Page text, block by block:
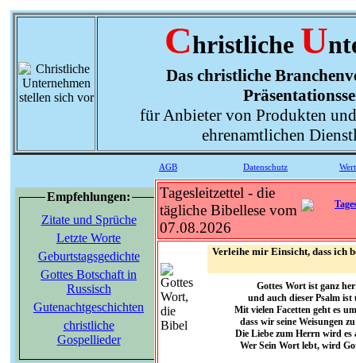
Christliche U
Das christliche
für Anbieter von Produkten
ehrenamtlichen
AGB Datenschutz
Empfehlungen:
Zitate und Sprüche
Letzte Worte
Geburtstagsgedichte
Gottes Botschaft in
Russisch
Gutenachtgeschichten
christliche
Gospellieder
Tagesleitzettel - die
tägliche Bibellese vom
07.08.2026
Verleihe mir Einsicht, dass ich
Gottes Wort ist ganz
und auch dieser Psalm
Mit vielen Facetten geht es
dass wir seine Weisungen
Die Liebe zum Herrn wird es
Wer Sein Wort lebt, wird